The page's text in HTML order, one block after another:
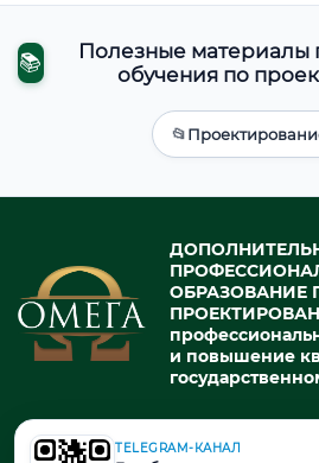
📚
Полезные материалы
обучения по
📂
ОБРАЗОВАНИЕ
и повышение
© 2026. При использовании материалов
TELEGRAM-КАНАЛ